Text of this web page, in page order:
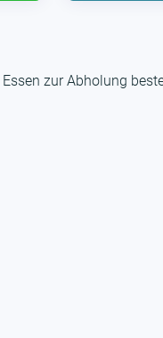
zur Abholung